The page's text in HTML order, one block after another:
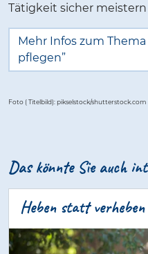
Tätigkeit sicher
Mehr Infos zum Thema
pflegen”
Foto ( Titelbild): pikselstock/shutterstock.com
Das könnte Sie auch
Heben statt verheben